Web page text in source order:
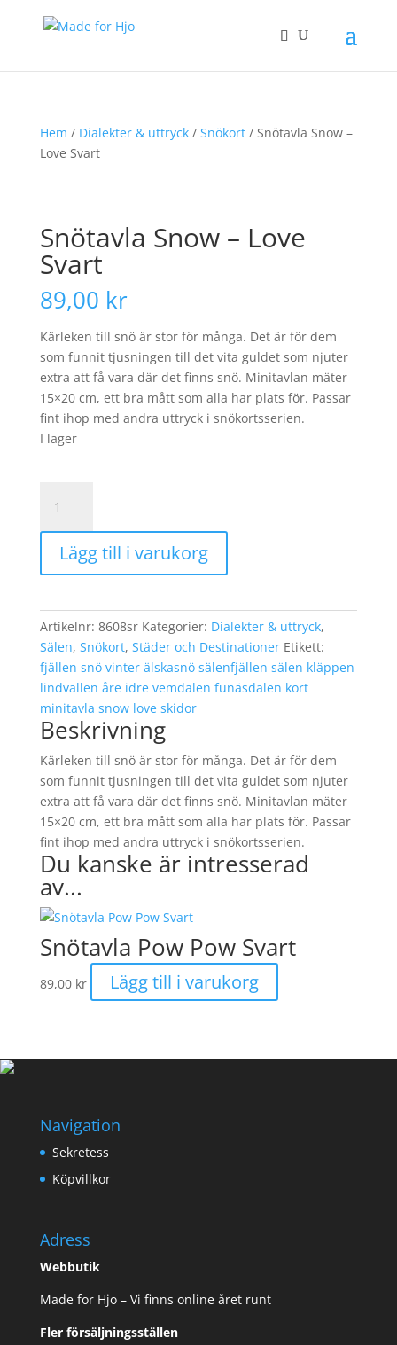
Hem / Dialekter & uttryck/ Snökort/ Snötavla Snow –
Love Svart
Snötavla Snow – Love
Svart
89,00 kr
Kärleken till snö är stor för många. Det är för dem
som funnit tjusningen till det vita guldet som njuter
extra att få vara där det finns snö. Minitavlan mäter
15×20 cm, ett bra mått som alla har plats för. Passar
fint ihop med andra uttryck i snökortsserien.
I lager
Snow
-
Love
Svart
Lägg till i varukorg
Artikelnr: 8608sr Kategorier: Dialekter & uttryck,
Sälen, Snökort, Städer och Destinationer Etikett:
fjällen snö vinter älskasnö sälenfjällen sälen kläppen
lindvallen åre idre vemdalen funäsdalen kort
minitavla snow love skidor
Beskrivning
Kärleken till snö är stor för många. Det är för dem
som funnit tjusningen till det vita guldet som njuter
extra att få vara där det finns snö. Minitavlan mäter
15×20 cm, ett bra mått som alla har plats för. Passar
fint ihop med andra uttryck i snökortsserien.
Du kanske är intresserad
av...
Snötavla Pow Pow Svart
89,00 kr Lägg till i varukorg
Navigation
Sekretess
Köpvillkor
Adress
Webbutik
Made for Hjo – Vi finns online året runt
Fler försäljningsställen